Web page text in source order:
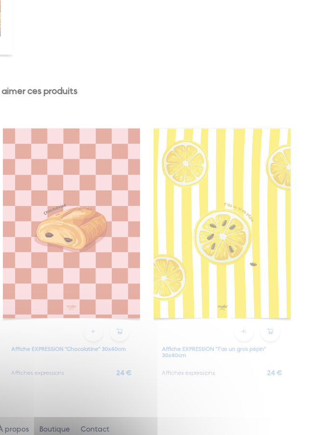
ces produits
Affiche EXPRESSION "Chocolatine" 30x40cm
Affiches expressions 24 €
Affiche EXPRESSION "T'as un gros pépin"
30x40cm
Affiches expressions 24 €
propos Boutique Contact